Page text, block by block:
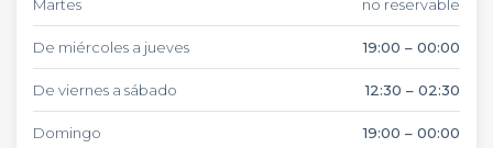
Martes no reservable
De miércoles a jueves 19:00 – 00:00
De viernes a sábado 12:30 – 02:30
Domingo 19:00 – 00:00